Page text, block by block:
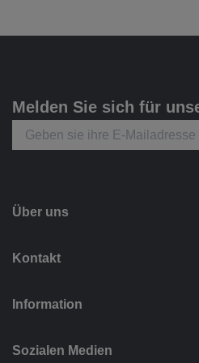
Melden Sie sich für
Über uns
Kontakt
Information
Sozialen Medien